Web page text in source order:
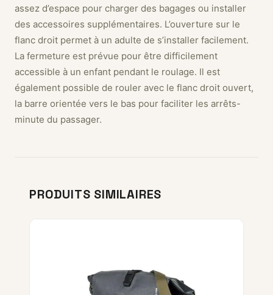
assez d’espace pour charger des bagages ou installer
des accessoires supplémentaires. L’ouverture sur le
flanc droit permet à un adulte de s’installer facilement.
La fermeture est prévue pour être difficilement
accessible à un enfant pendant le roulage. Il est
également possible de rouler avec le flanc droit ouvert,
la barre orientée vers le bas pour faciliter les arrêts-
minute du passager.
PRODUITS SIMILAIRES